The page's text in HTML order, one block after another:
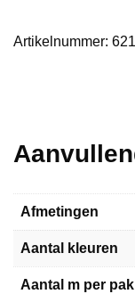
Artikelnummer:
Afmetingen
Aantal kleuren
Aantal m per pak